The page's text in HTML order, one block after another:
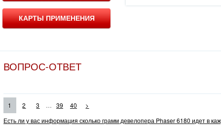
КАРТЫ ПРИМЕНЕНИЯ
ВОПРОС-ОТВЕТ
1 2 3 ... 39 40
>
Есть ли у вас информация сколько грамм девелопера Phaser 6180 идет в